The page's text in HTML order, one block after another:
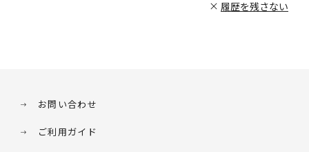
履歴を残さない
お問い合わせ
ご利用ガイド